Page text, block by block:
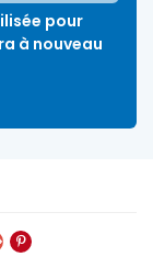
pour
à nouveau